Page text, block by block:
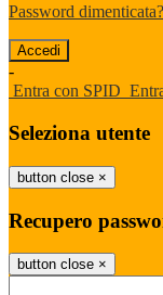
Password dimenticata?
-
Entra con SPID
Seleziona utente
button close ×
Recupero
button close ×